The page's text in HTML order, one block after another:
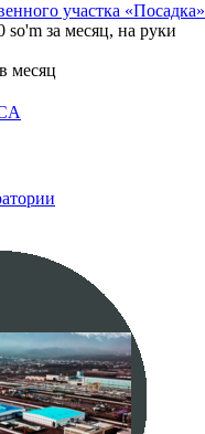
участка «Посадка»
so'm за месяц, на руки
месяц